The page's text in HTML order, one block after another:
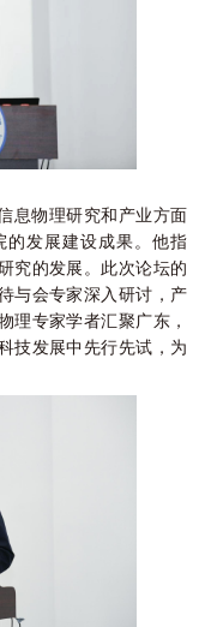
息物理研究和产业方面
的发展建设成果。他指
究的发展。此次论坛的
与会专家深入研讨，产
理专家学者汇聚广东，
技发展中先行先试，为